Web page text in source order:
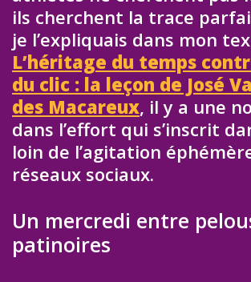
ils cherchent la trace
je l’expliquais dans mon
L’héritage du temps
du clic : la leçon de José
des Macareux, il y a une
dans l’effort qui s’inscrit
loin de l’agitation
réseaux sociaux.
Un mercredi entre
patinoires